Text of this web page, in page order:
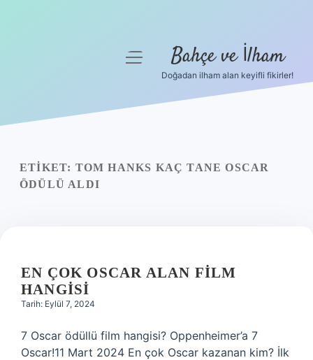
Yasal Uyarı
menüyü
Bahçe ve İlham
Doğadan ilham alan keyifli fikirler!
ETIKET: TOM HANKS KAÇ TANE OSCAR
ÖDÜLÜ ALDI
EN ÇOK OSCAR ALAN FILM
HANGISI
Tarih: Eylül 7, 2024
7 Oscar ödüllü film hangisi? Oppenheimer’a 7
Oscar!11 Mart 2024 En çok Oscar kazanan kim? İlk